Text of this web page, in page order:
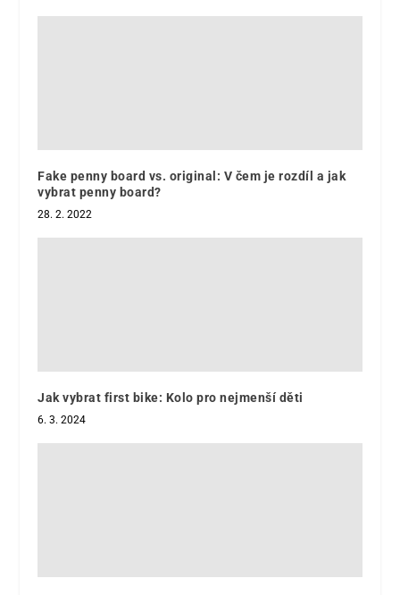
Fake penny board vs. original: V čem je rozdíl a jak
vybrat penny board?
28. 2. 2022
Jak vybrat first bike: Kolo pro nejmenší děti
6. 3. 2024